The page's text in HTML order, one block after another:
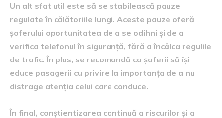
Un alt sfat util este să se stabilească pauze
regulate în călătoriile lungi. Aceste pauze oferă
șoferului oportunitatea de a se odihni și de a
verifica telefonul în siguranță, fără a încălca regulile
de trafic. În plus, se recomandă ca șoferii să își
educe pasagerii cu privire la importanța de a nu
distrage atenția celui care conduce.
În final, conștientizarea continuă a riscurilor și a